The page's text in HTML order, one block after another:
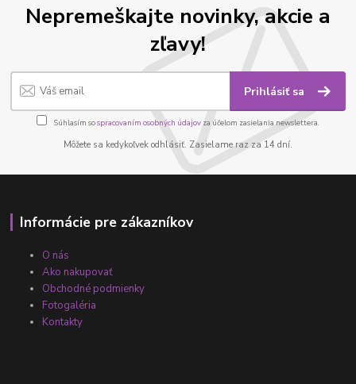
Nepremeškajte novinky, akcie a
zľavy!
Prihlásiť sa
Súhlasím sospracovaním osobných údajov za účelom zasielania newslettera.
Môžete sa kedykoľvek odhlásiť. Zasielame raz za 14 dní.
Informácie pre zákazníkov
O nás
Ako nakupovať
Obchodné podmienky
Fotogaléria
Kontakty